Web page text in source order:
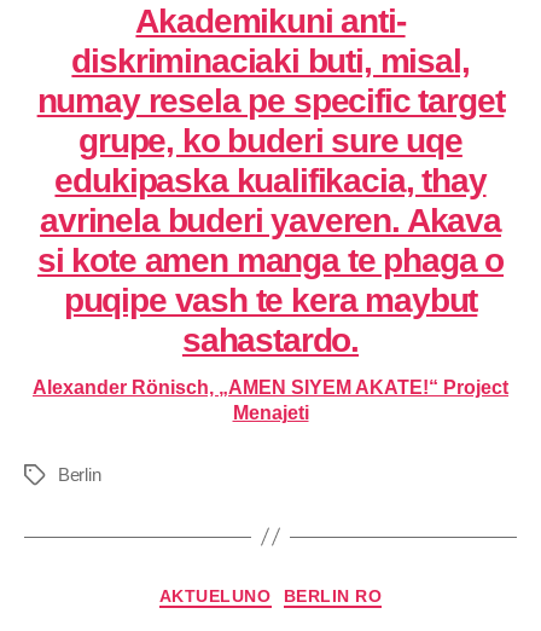
Akademikuni anti-
diskriminaciaki buti, misal,
numay resela pe specific target
grupe, ko buderi sure uqe
edukipaska kualifikacia, thay
avrinela buderi yaveren. Akava
si kote amen manga te phaga o
puqipe vash te kera maybut
sahastardo.
Alexander Rönisch, „AMEN SIYEM AKATE!“ Project
Menajeti
Berlin
AKTUELUNO BERLIN RO